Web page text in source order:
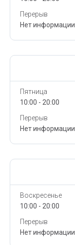
Перерыв
Нет информации
Пятница
10:00 - 20:00
Перерыв
Нет информации
Воскресенье
10:00 - 20:00
Перерыв
Нет информации